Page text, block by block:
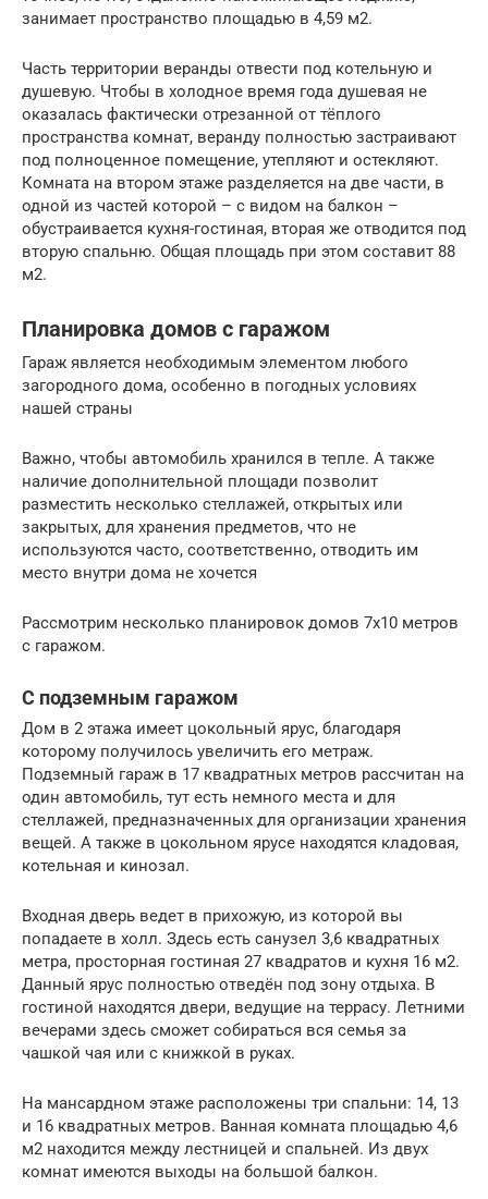
занимает пространство площадью в 4,59 м2.
Часть территории веранды отвести под котельную и
душевую. Чтобы в холодное время года душевая не
оказалась фактически отрезанной от тёплого
пространства комнат, веранду полностью застраивают
под полноценное помещение, утепляют и остекляют.
Комната на втором этаже разделяется на две части, в
одной из частей которой – с видом на балкон –
обустраивается кухня-гостиная, вторая же отводится под
вторую спальню. Общая площадь при этом составит 88
м2.
Планировка домов с гаражом
Гараж является необходимым элементом любого
загородного дома, особенно в погодных условиях
нашей страны
Важно, чтобы автомобиль хранился в тепле. А также
наличие дополнительной площади позволит
разместить несколько стеллажей, открытых или
закрытых, для хранения предметов, что не
используются часто, соответственно, отводить им
место внутри дома не хочется
Рассмотрим несколько планировок домов 7х10 метров
с гаражом.
С подземным гаражом
Дом в 2 этажа имеет цокольный ярус, благодаря
которому получилось увеличить его метраж.
Подземный гараж в 17 квадратных метров рассчитан на
один автомобиль, тут есть немного места и для
стеллажей, предназначенных для организации хранения
вещей. А также в цокольном ярусе находятся кладовая,
котельная и кинозал.
Входная дверь ведет в прихожую, из которой вы
попадаете в холл. Здесь есть санузел 3,6 квадратных
метра, просторная гостиная 27 квадратов и кухня 16 м2.
Данный ярус полностью отведён под зону отдыха. В
гостиной находятся двери, ведущие на террасу. Летними
вечерами здесь сможет собираться вся семья за
чашкой чая или с книжкой в руках.
На мансардном этаже расположены три спальни: 14, 13
и 16 квадратных метров. Ванная комната площадью 4,6
м2 находится между лестницей и спальней. Из двух
комнат имеются выходы на большой балкон.